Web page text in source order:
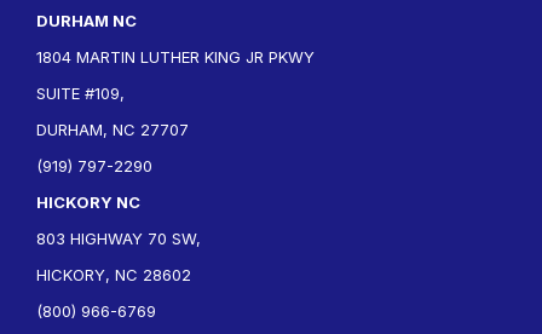
DURHAM NC
1804 MARTIN LUTHER KING JR PKWY
SUITE #109,
DURHAM, NC 27707
(919) 797-2290
HICKORY NC
803 HIGHWAY 70 SW,
HICKORY, NC 28602
(800) 966-6769